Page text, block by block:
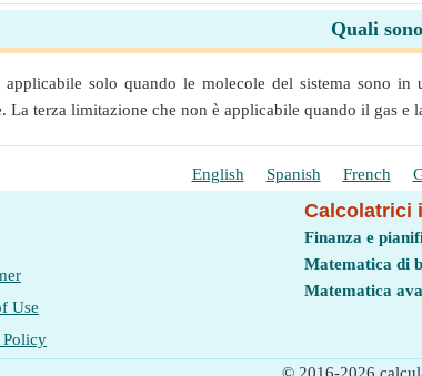
Quali
solo quando le molecole del sistema sono
La terza limitazione che non è applicabile quando il gas
English Spanish French
Use
Policy
Calcolatrici
Finanza e
Matematica di
Matematica